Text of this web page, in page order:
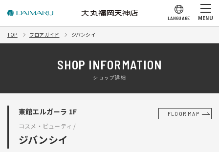
LANGUAGE MENU
TOP フロアガイド ジバンシイ
SHOP INFORMATION
ショップ詳細
東館エルガーラ 1F FLOOR MAP
コスメ・ビューティ /
ジバンシイ